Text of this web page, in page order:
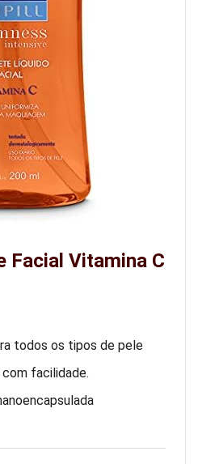
Facial Vitamina C
todos os tipos de pele
com facilidade.